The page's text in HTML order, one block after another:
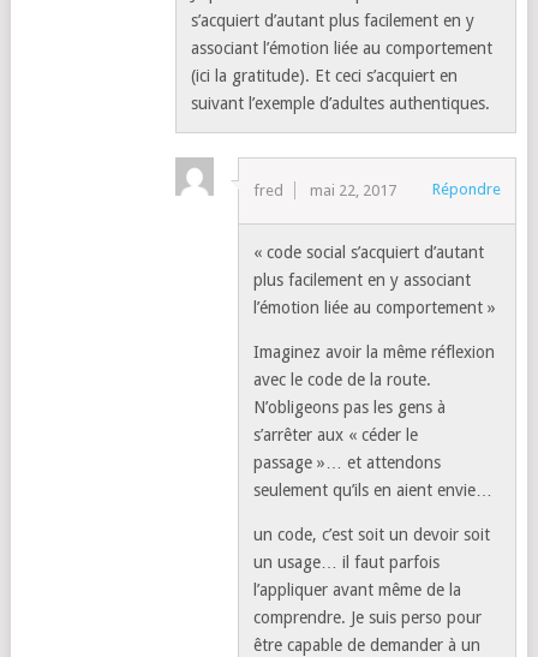
s’acquiert d’autant plus facilement en y
associant l’émotion liée au comportement
(ici la gratitude). Et ceci s’acquiert en
suivant l’exemple d’adultes authentiques.
fred mai 22, 2017 Répondre
« code social s’acquiert d’autant
plus facilement en y associant
l’émotion liée au comportement »
Imaginez avoir la même réflexion
avec le code de la route.
N’obligeons pas les gens à
s’arrêter aux « céder le
passage »… et attendons
seulement qu’ils en aient envie…
un code, c’est soit un devoir soit
un usage… il faut parfois
l’appliquer avant même de la
comprendre. Je suis perso pour
être capable de demander à un